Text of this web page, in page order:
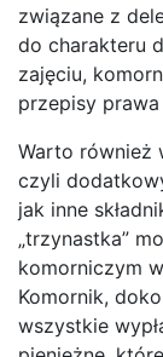
związane z
do charakteru
zajęciu,
przepisy
Warto również
czyli
jak inne
„trzynastka”
komorniczym
Komornik,
wszystkie